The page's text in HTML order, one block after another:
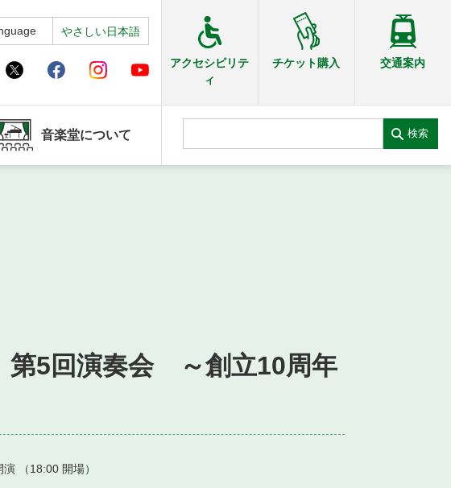
やさしい日本語
アクセシビリテ
ィ
チケット購入 交通案内
音楽堂について 検索
5回演奏会 ～創立10周年
演 （18:00 開場）